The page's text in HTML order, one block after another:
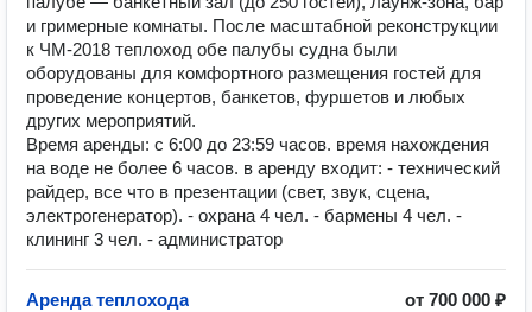
и гримерные комнаты. После масштабной реконструкции
к ЧМ-2018 теплоход обе палубы судна были
оборудованы для комфортного размещения гостей для
проведение концертов, банкетов, фуршетов и любых
других мероприятий.
Время аренды: с 6:00 до 23:59 часов. время нахождения
на воде не более 6 часов. в аренду входит: - технический
райдер, все что в презентации (свет, звук, сцена,
электрогенератор). - охрана 4 чел. - бармены 4 чел. -
клининг 3 чел. - администратор
Аренда теплохода
от 700 000 ₽